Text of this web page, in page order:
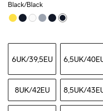
Black/Black
6UK/39,5EU 6,5UK/
8UK/42EU 8,5UK/